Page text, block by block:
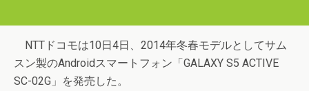
NTTドコモは10日4日、2014年冬春モデルとしてサム
スン製のAndroidスマートフォン「GALAXY S5 ACTIVE
SC-02G」を発売した。